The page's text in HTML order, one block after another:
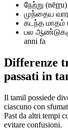
நேற்று
முந்தைய
கடந்த மாதம்
பல
anni fa
Differenze
passati in
Il tamil possiede
ciascuno con
Past da altri tempi
evitare confusioni.